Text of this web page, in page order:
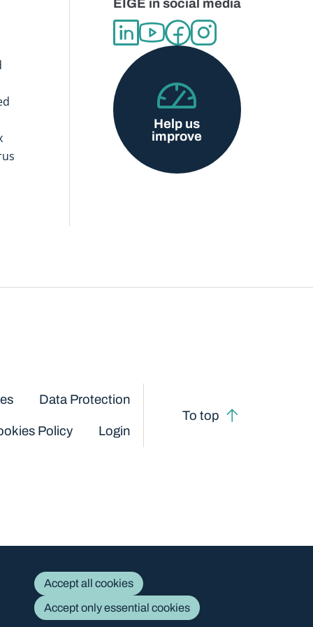
Accept all cookies
Accept only essential cookies
EIGE in social media
Help us
improve
Data Protection
Policy Login
To top